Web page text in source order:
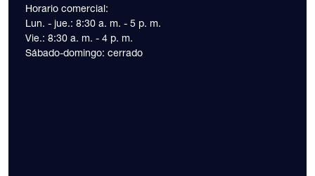
Horario comercial:
Lun. - jue.: 8:30 a. m. - 5 p. m.
Vie.: 8:30 a. m. - 4 p. m.
Sábado-domingo: cerrado